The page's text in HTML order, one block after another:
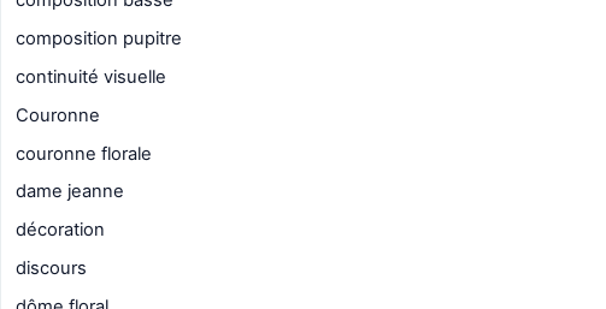
composition pupitre
continuité visuelle
Couronne
couronne florale
dame jeanne
décoration
discours